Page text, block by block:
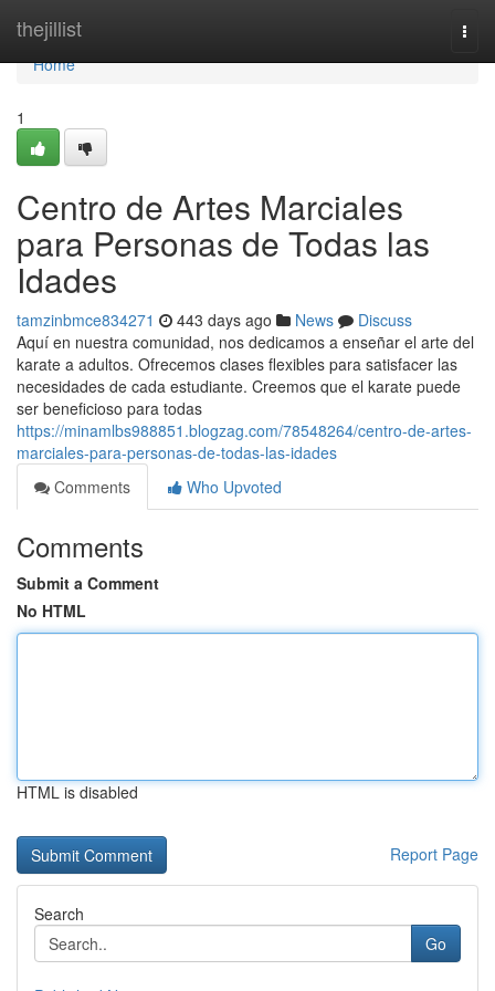
thejillist
Home
Home
1
Centro de Artes Marciales
para Personas de Todas las
Idades
tamzinbmce834271 443 days ago News
Discuss
Aquí en nuestra comunidad, nos dedicamos a enseñar el arte del
karate a adultos. Ofrecemos clases flexibles para satisfacer las
necesidades de cada estudiante. Creemos que el karate puede
ser beneficioso para todas
https://minamlbs988851.blogzag.com/78548264/centro-de-artes-
marciales-para-personas-de-todas-las-idades
Comments
Who Upvoted
Comments
Submit a Comment
No HTML
HTML is disabled
Report Page
Search
Go